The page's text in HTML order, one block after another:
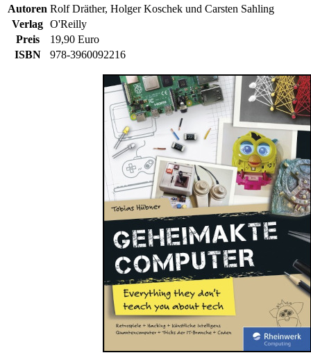
Autoren Rolf Dräther, Holger Koschek und Carsten Sahling
Verlag O'Reilly
Preis
19,90 Euro
ISBN
978-3960092216